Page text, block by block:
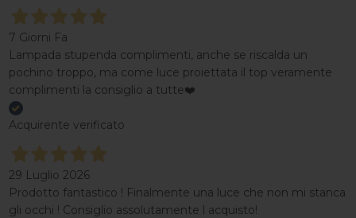
7 Giorni Fa
Lampada stupenda complimenti, anche se riscalda un
pochino troppo, ma come luce proiettata il top veramente
complimenti la consiglio a tutte❤️
Acquirente verificato
29 Luglio 2026
Prodotto fantastico ! Finalmente una luce che non mi stanca
gli occhi ! Consiglio assolutamente l acquisto!